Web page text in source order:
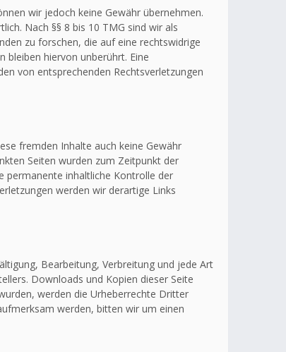
wir jedoch keine Gewähr übernehmen.
Nach §§ 8 bis 10 TMG sind wir als
zu forschen, die auf eine rechtswidrige
bleiben hiervon unberührt. Eine
von entsprechenden Rechtsverletzungen
fremden Inhalte auch keine Gewähr
Seiten wurden zum Zeitpunkt der
permanente inhaltliche Kontrolle der
werden wir derartige Links
Bearbeitung, Verbreitung und jede Art
Downloads und Kopien dieser Seite
werden die Urheberrechte Dritter
werden, bitten wir um einen